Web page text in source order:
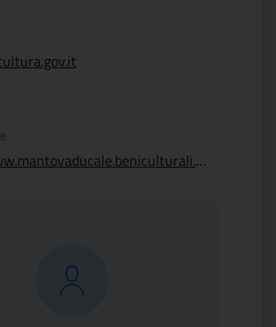
https://www.mantovaducale.beniculturali.it/it/